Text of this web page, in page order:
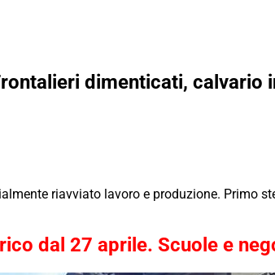
dimenticati, calvario
riavviato lavoro e produzione. Primo
dal 27 aprile. Scuole e